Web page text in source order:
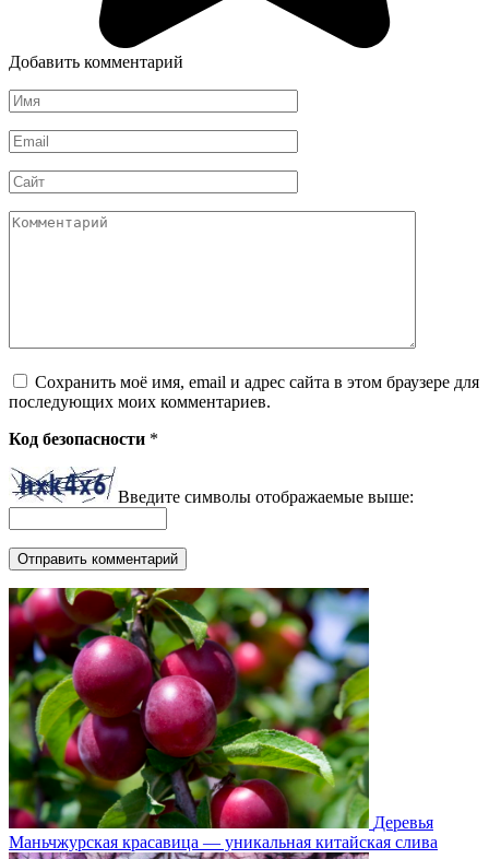
Добавить комментарий
Имя
*
Email
*
Сайт
Комментарий
Сохранить моё имя, email и адрес сайта в этом браузере для
последующих моих комментариев.
Код безопасности *
Введите символы отображаемые выше:
Деревья
Маньчжурская красавица — уникальная китайская слива